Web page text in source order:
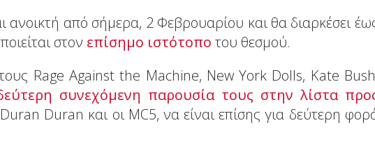
ανοικτή από σήμερα, 2 Φεβρουαρίου και θα διαρκέσει
στον επίσημο ιστότοπο του θεσμού.
Rage Against the Machine, New York Dolls, Kate
συνεχόμενη παρουσία τους στην λίστα
Duran και οι ΜC5, να είναι επίσης για δεύτερη